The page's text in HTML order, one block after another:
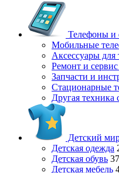
Телефоны и
Мобильные
Аксессуары для
Ремонт и
Запчасти и
Стационарные
Другая техника
Детский
Детская одежда
Детская обувь
Детская мебель